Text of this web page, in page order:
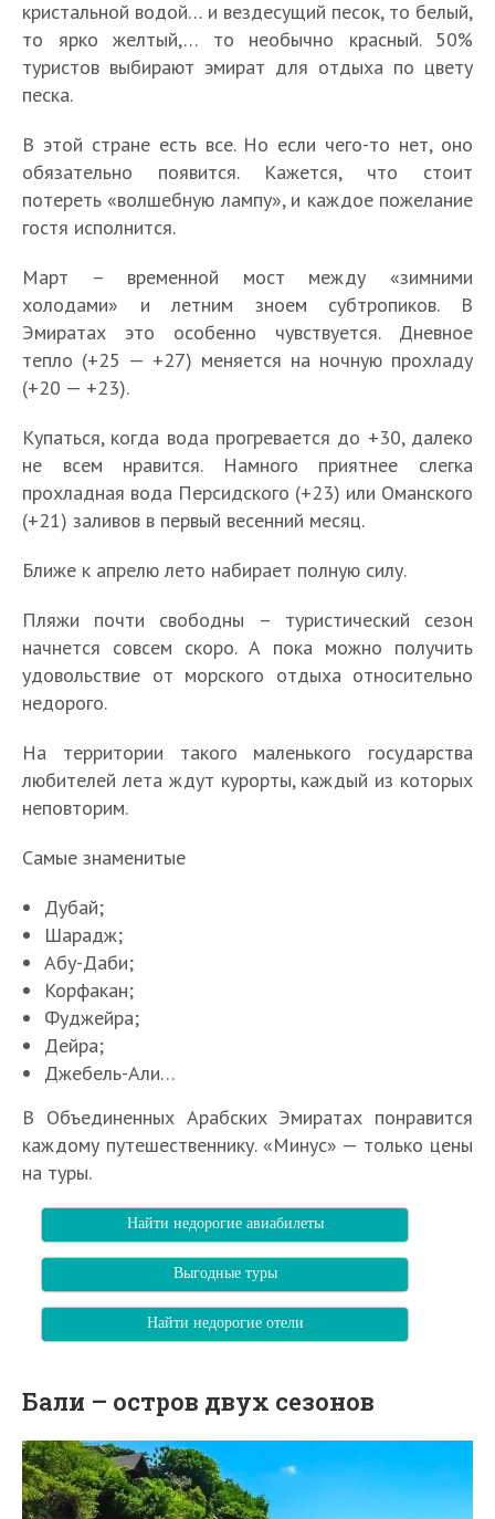
кристальной водой… и вездесущий песок, то белый,
то ярко желтый,… то необычно красный. 50%
туристов выбирают эмират для отдыха по цвету
песка.
В этой стране есть все. Но если чего-то нет, оно
обязательно появится. Кажется, что стоит
потереть «волшебную лампу», и каждое пожелание
гостя исполнится.
Март – временной мост между «зимними
холодами» и летним зноем субтропиков. В
Эмиратах это особенно чувствуется. Дневное
тепло (+25 — +27) меняется на ночную прохладу
(+20 — +23).
Купаться, когда вода прогревается до +30, далеко
не всем нравится. Намного приятнее слегка
прохладная вода Персидского (+23) или Оманского
(+21) заливов в первый весенний месяц.
Ближе к апрелю лето набирает полную силу.
Пляжи почти свободны – туристический сезон
начнется совсем скоро. А пока можно получить
удовольствие от морского отдыха относительно
недорого.
На территории такого маленького государства
любителей лета ждут курорты, каждый из которых
неповторим.
Самые знаменитые
Дубай;
Шарадж;
Абу-Даби;
Корфакан;
Фуджейра;
Дейра;
Джебель-Али…
В Объединенных Арабских Эмиратах понравится
каждому путешественнику. «Минус» — только цены
на туры.
Найти недорогие авиабилеты
Выгодные туры
Найти недорогие отели
Бали – остров двух сезонов